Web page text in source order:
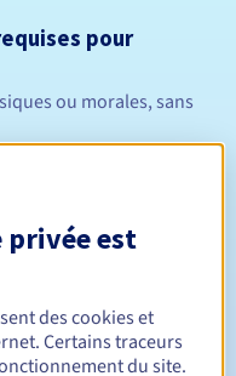
pour
ou morales, sans
notifications
Entre 1 et 10 ans
Entre 1 et 10 ans
privée est
des cookies et
Certains traceurs
du site.